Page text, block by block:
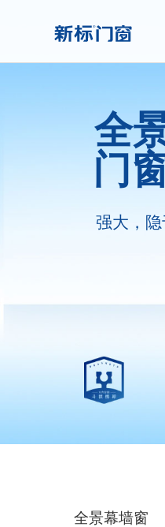
全
门
强大，
全景幕墙窗